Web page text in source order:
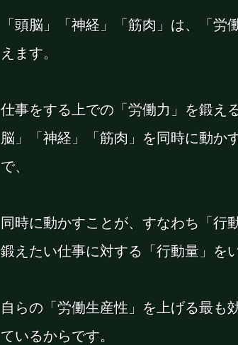
「頭脳」「神経」「筋肉」は、「労
えます。
仕事をする上での「労働力」を鍛え
脳」「神経」「筋肉」を同時に動か
で、
同時に動かすことが、すなわち「行
鍛えたい仕事に対する「行動量」を
自らの「労働生産性」を上げる最も
ているからです。